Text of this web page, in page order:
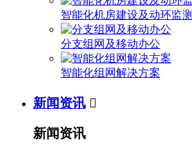
智能化机房建设及动环监测
分支组网及移动办公
智能化组网解决方案
新闻资讯 
新闻资讯